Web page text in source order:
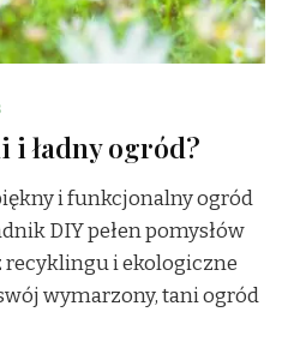
i ładny ogród?
i funkcjonalny ogród
DIY pełen pomysłów
recyklingu i ekologiczne
wymarzony, tani ogród